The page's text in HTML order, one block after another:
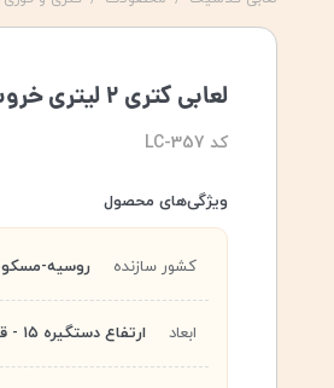
کتری 2 لیتری ,کتری ۲ لیتری خروس
لعابی کتری ۲ لیتری خروس روزنامه
کد LC-357
ویژگی‌های محصول
کشور سازنده روسیه-مسکو
ابعاد ارتفاع دستگیره ۱۵ - قطر دهانه ۱۵ - قطر کف ۱۶